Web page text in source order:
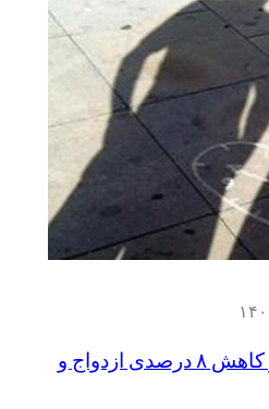
افزایش سن ازدواج و کاهش ۸ درصدی ازدواج و